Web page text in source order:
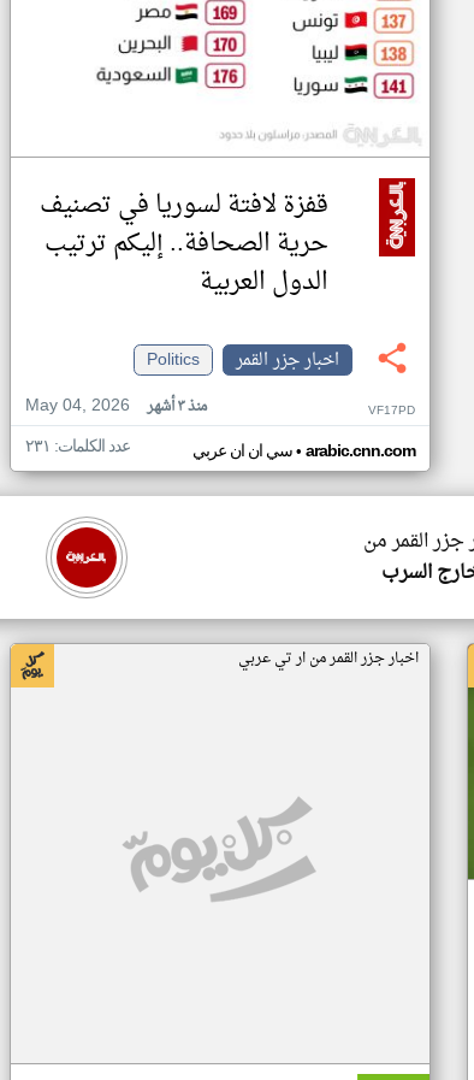
قفزة لافتة لسوريا في تصنيف
حرية الصحافة.. إليكم ترتيب
الدول العربية
اخبار جزر القمر
Politics
May 04, 2026
منذ ٣ أشهر VF17PD
سي ان ان عربي• arabic.cnn.com عدد الكلمات: ٢٣١
جزر القمر من
السرب
اخبار جزر القمر من ار تي عربي